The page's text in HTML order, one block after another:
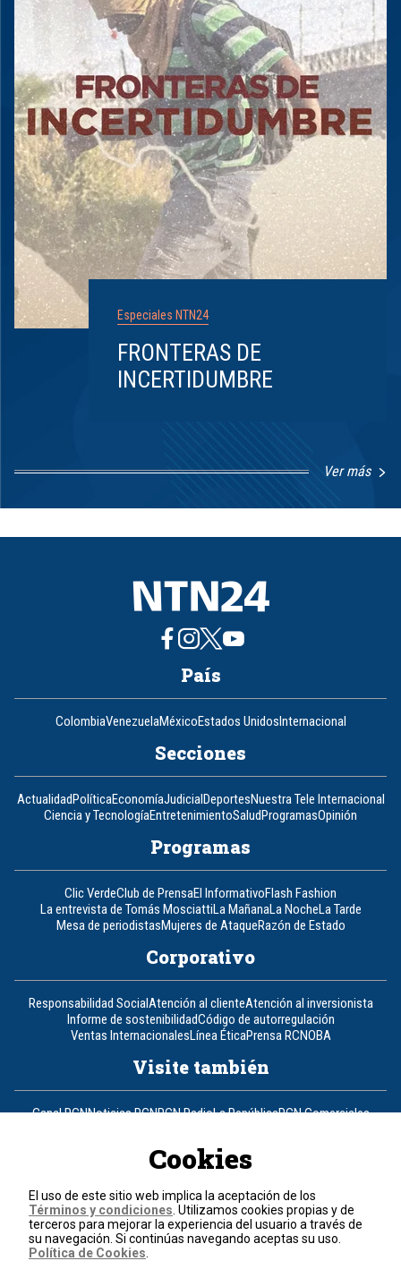
Especiales NTN24
FRONTERAS DE
INCERTIDUMBRE
Ver más
1
8
País
ColombiaVenezuelaMéxicoEstados Unidos Internacional
Secciones
Actualidad PolíticaEconomíaJudicial DeportesNuestra Tele Internacional
Ciencia y TecnologíaEntretenimientoSalud ProgramasOpinión
Programas
Clic VerdeClub de PrensaEl InformativoFlash Fashion
La entrevista de Tomás MosciattiLa MañanaLa NocheLa Tarde
Mesa de periodistasMujeres de AtaqueRazón de Estado
Corporativo
Responsabilidad SocialAtención al clienteAtención al inversionista
Informe de sostenibilidadCódigo de autorregulación
Ventas InternacionalesLínea ÉticaPrensa RCNOBA
Visite también
Canal RCNNoticias RCNRCN RadioLa RepúblicaRCN Comerciales
Un producto de RCN Televisión
Teléfono+57 (601) 426 92 92
Cookies
El uso de este sitio web implica la aceptación de los
Términos y condiciones . Utilizamos cookies propias y de
terceros para mejorar la experiencia del usuario a través de
su navegación. Si continúas navegando aceptas su uso.
Política de Cookies